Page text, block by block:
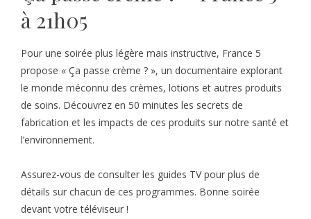
à 21h05
Pour une soirée plus légère mais instructive, France 5
propose « Ça passe crème ? », un documentaire explorant
le monde méconnu des crèmes, lotions et autres produits
de soins. Découvrez en 50 minutes les secrets de
fabrication et les impacts de ces produits sur notre santé et
l’environnement.
Assurez-vous de consulter les guides TV pour plus de
détails sur chacun de ces programmes. Bonne soirée
devant votre téléviseur !